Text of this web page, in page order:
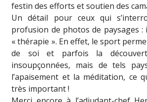
festin des efforts et soutien des
Un détail pour ceux qui
profusion de photos de paysages
« thérapie ». En effet, le sport
de soi et parfois la
insoupçonnées, mais de tels
l’apaisement et la méditation, ce
très important !